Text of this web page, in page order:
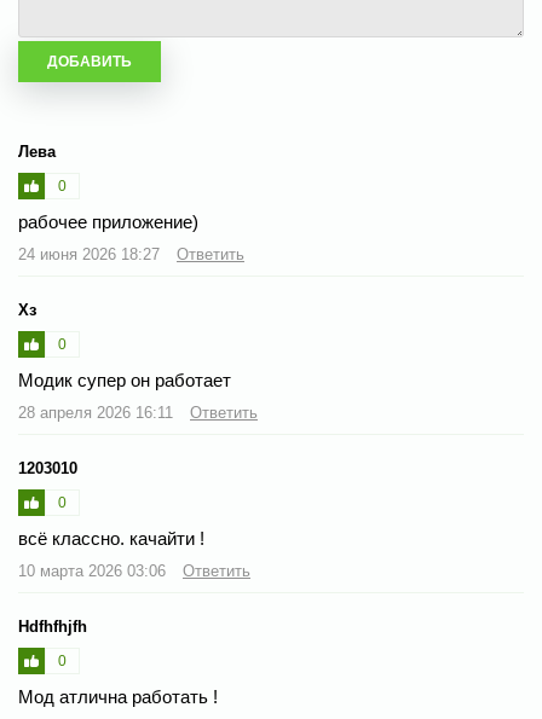
Лева
0
рабочее приложение)
24 июня 2026 18:27 Ответить
Хз
0
Модик супер он работает
28 апреля 2026 16:11 Ответить
1203010
0
всё классно. качайти !
10 марта 2026 03:06 Ответить
Hdfhfhjfh
0
Мод атлична работать !